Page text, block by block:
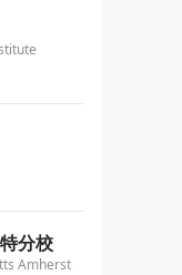
分校
Amherst